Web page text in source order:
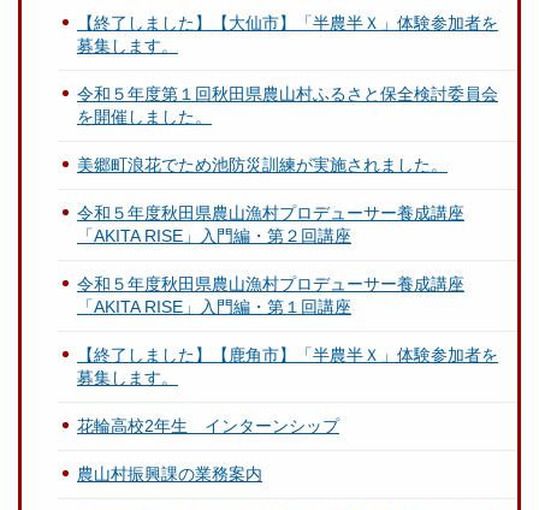
【終了しました】【大仙市】「半農半Ｘ」体験参加者を
募集します。
令和５年度第１回秋田県農山村ふるさと保全検討委員会
を開催しました。
美郷町浪花でため池防災訓練が実施されました。
令和５年度秋田県農山漁村プロデューサー養成講座
「AKITA RISE」入門編・第２回講座
令和５年度秋田県農山漁村プロデューサー養成講座
「AKITA RISE」入門編・第１回講座
【終了しました】【鹿角市】「半農半Ｘ」体験参加者を
募集します。
花輪高校2年生 インターンシップ
農山村振興課の業務案内